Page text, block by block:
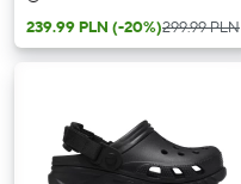
239.99 PLN (-20%)299.99 PLN